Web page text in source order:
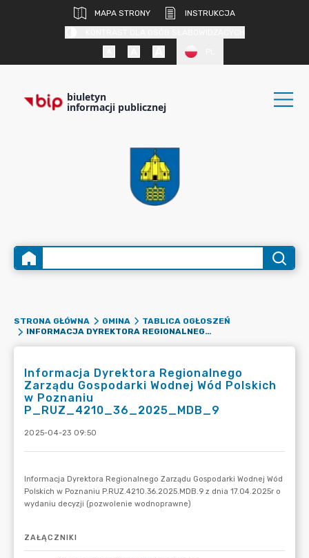
MAPA STRONY
INSTRUKCJA
biuletyn
informacji publicznej
STRONA GŁÓWNA GMINA
TABLICA OGŁOSZEŃ
INFORMACJA DYREKTORA REGIONALNEGO ZARZĄDU GOSPODARKI WODNEJ WÓD POLSKICH W POZNANIU P_RUZ_4210_36_2025_MDB_9
Informacja Dyrektora Regionalnego
Zarządu Gospodarki Wodnej Wód Polskich
w Poznaniu
P_RUZ_4210_36_2025_MDB_9
2025-04-23 09:50
ZAŁĄCZNIKI